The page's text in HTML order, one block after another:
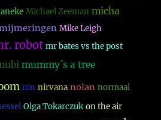
Michael Zeeman micha
Mike Leigh
robot mr bates vs the post
mummy´s a tree
nin nirvana nolan normaal
Olga Tokarczuk on the air